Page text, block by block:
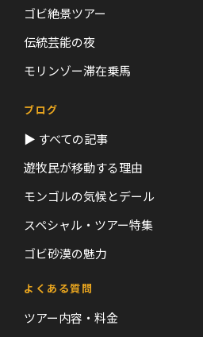
ゴビ絶景ツアー
伝統芸能の夜
モリンゾー滞在乗馬
ブログ
▶ すべての記事
遊牧民が移動する理由
モンゴルの気候とデール
スペシャル・ツアー特集
ゴビ砂漠の魅力
よくある質問
ツアー内容・料金